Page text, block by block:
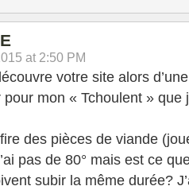
at 2:50 PM
votre site alors
mon « Tchoulent » que
des pièces de viande
pas de 80° mais est ce
subir la même durée?